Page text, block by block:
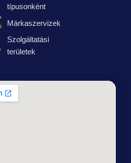
típusonként
Márkaszervizek
Szolgáltatási
területek